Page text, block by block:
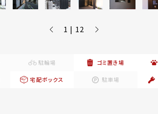
1 | 12
駐輪場 ゴミ置き場
宅配ボックス 駐車場